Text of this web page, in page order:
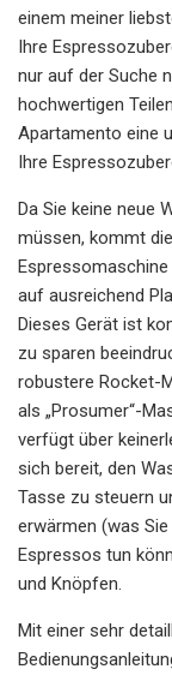
einem meiner
Ihre
nur auf der Suche
hochwertigen
Apartamento eine
Ihre
Da Sie keine neue
müssen, kommt
auf ausreichend
Dieses Gerät ist
zu sparen
robustere Rocket-
als „Prosumer“-
verfügt über
sich bereit, den
Tasse zu steuern
erwärmen (was
Espressos tun
und Knöpfen.
Mit einer sehr